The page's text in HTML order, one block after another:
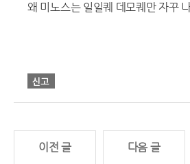
왜 미노스는 일일퀘 데모퀘만 자꾸
이전 글 다음 글